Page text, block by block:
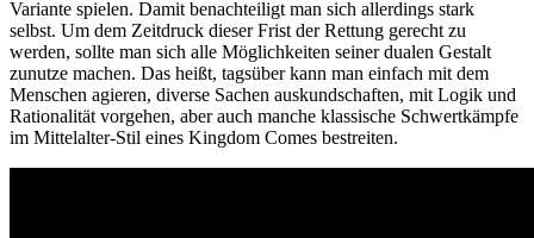
Variante spielen. Damit benachteiligt man sich allerdings stark
selbst. Um dem Zeitdruck dieser Frist der Rettung gerecht zu
werden, sollte man sich alle Möglichkeiten seiner dualen Gestalt
zunutze machen. Das heißt, tagsüber kann man einfach mit dem
Menschen agieren, diverse Sachen auskundschaften, mit Logik und
Rationalität vorgehen, aber auch manche klassische Schwertkämpfe
im Mittelalter-Stil eines Kingdom Comes bestreiten.